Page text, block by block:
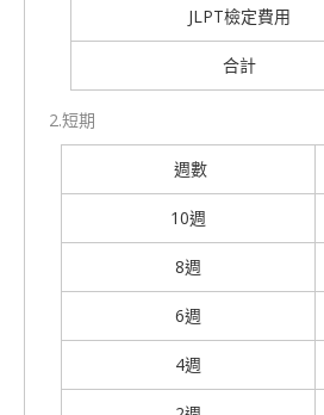
JLPT檢定費用
合計
2.短期
週數
10週
8週
6週
4週